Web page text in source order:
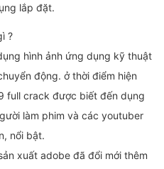
lắp đặt.
?
hình ảnh ứng dụng kỹ thuật
động. ở thời điểm hiện
full crack được biết đến dụng
làm phim và các youtuber
nổi bật.
xuất adobe đã đổi mới thêm